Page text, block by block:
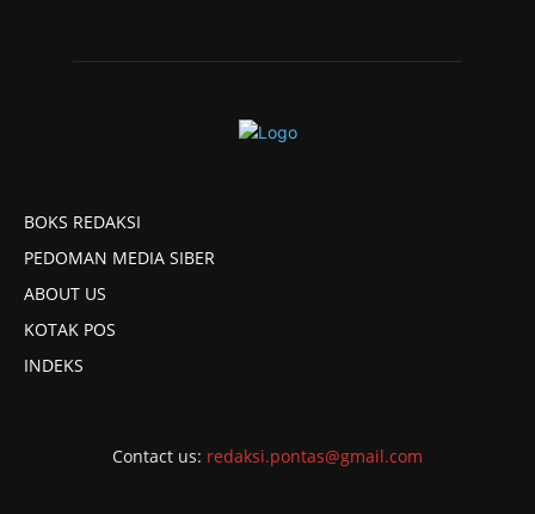
BOKS REDAKSI
PEDOMAN MEDIA SIBER
ABOUT US
KOTAK POS
INDEKS
Contact us: redaksi.pontas@gmail.com